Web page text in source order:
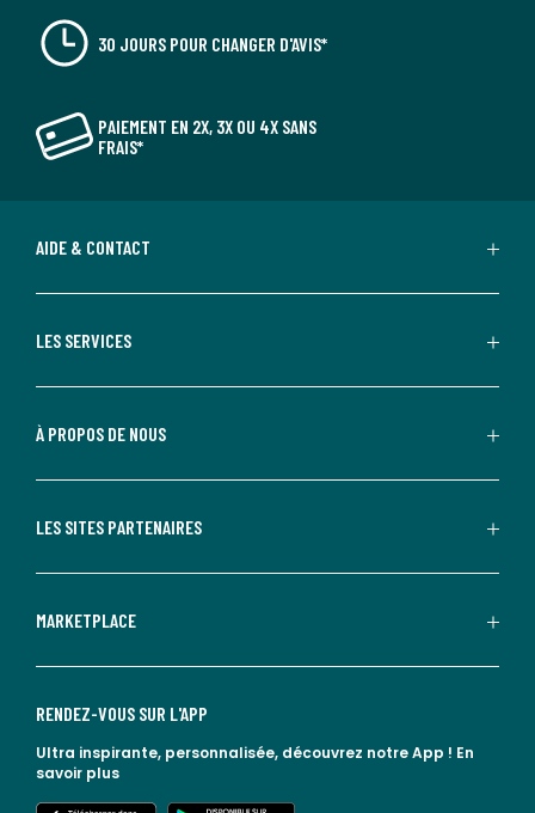
30 JOURS POUR CHANGER D'AVIS*
PAIEMENT EN 2X, 3X OU 4X SANS
FRAIS*
AIDE & CONTACT
LES SERVICES
À PROPOS DE NOUS
LES SITES PARTENAIRES
MARKETPLACE
RENDEZ-VOUS SUR L'APP
Ultra inspirante, personnalisée, découvrez notre App ! En
savoir plus
lien vers l'app store
lien vers google play